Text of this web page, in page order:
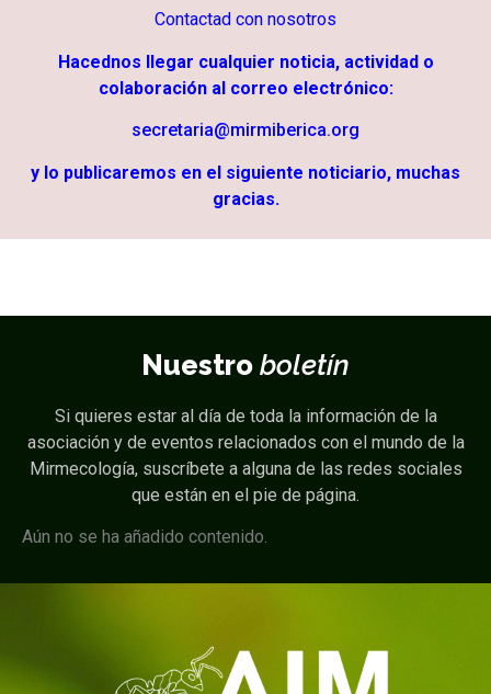
Contactad con nosotros
Hacednos llegar cualquier noticia, actividad o
colaboración al correo electrónico:
secretaria@mirmiberica.org
y lo publicaremos en el siguiente noticiario, muchas
gracias.
Nuestro boletín
Si quieres estar al día de toda la información de la
asociación y de eventos relacionados con el mundo de la
Mirmecología, suscríbete a alguna de las redes sociales
que están en el pie de página.
Aún no se ha añadido contenido.